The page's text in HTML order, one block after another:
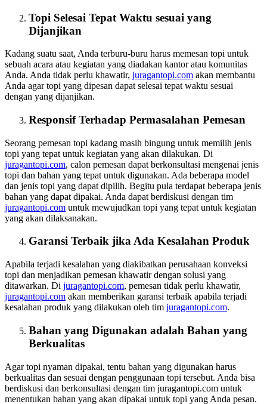
Topi Selesai Tepat Waktu sesuai yang
Dijanjikan
Kadang suatu saat, Anda terburu-buru harus memesan topi untuk
sebuah acara atau kegiatan yang diadakan kantor atau komunitas
Anda. Anda tidak perlu khawatir, juragantopi.com akan membantu
Anda agar topi yang dipesan dapat selesai tepat waktu sesuai
dengan yang dijanjikan.
Responsif Terhadap Permasalahan Pemesan
Seorang pemesan topi kadang masih bingung untuk memilih jenis
topi yang tepat untuk kegiatan yang akan dilakukan. Di
juragantopi.com, calon pemesan dapat berkonsultasi mengenai jenis
topi dan bahan yang tepat untuk digunakan. Ada beberapa model
dan jenis topi yang dapat dipilih. Begitu pula terdapat beberapa jenis
bahan yang dapat dipakai. Anda dapat berdiskusi dengan tim
juragantopi.com untuk mewujudkan topi yang tepat untuk kegiatan
yang akan dilaksanakan.
Garansi Terbaik jika Ada Kesalahan Produk
Apabila terjadi kesalahan yang diakibatkan perusahaan konveksi
topi dan menjadikan pemesan khawatir dengan solusi yang
ditawarkan. Di juragantopi.com, pemesan tidak perlu khawatir,
juragantopi.com akan memberikan garansi terbaik apabila terjadi
kesalahan produk yang dilakukan oleh tim juragantopi.com.
Bahan yang Digunakan adalah Bahan yang
Berkualitas
Agar topi nyaman dipakai, tentu bahan yang digunakan harus
berkualitas dan sesuai dengan penggunaan topi tersebut. Anda bisa
berdiskusi dan berkonsultasi dengan tim juragantopi.com untuk
menentukan bahan yang akan dipakai untuk topi yang Anda pesan.